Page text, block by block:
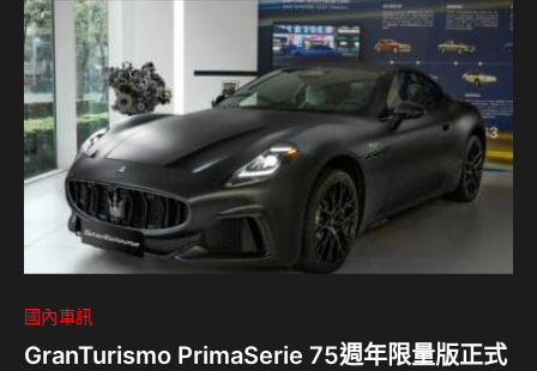
藝的當代表述。 自上市以來，Grecale 已於臺灣市場累積突
破 1,000 台交車成績，樹立豪華跑旅級距的領先地位，此一…
國內車訊
GranTurismo PrimaSerie 75週年限量版正式